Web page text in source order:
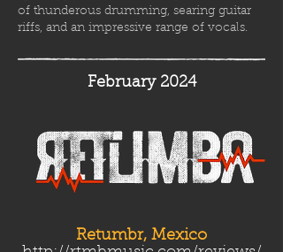
of thunderous drumming, searing guitar
riffs, and an impressive range of vocals.
February 2024
Retumbr, Mexico